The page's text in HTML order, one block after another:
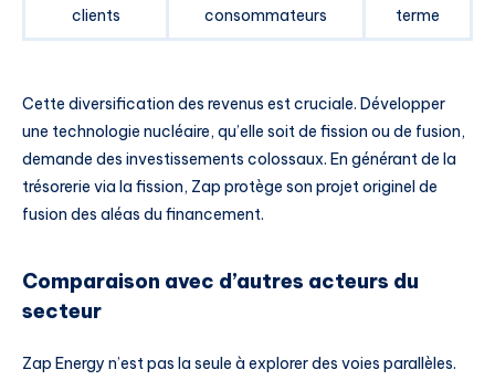
clients
consommateurs
terme
Cette diversification des revenus est cruciale. Développer
une technologie nucléaire, qu’elle soit de fission ou de fusion,
demande des investissements colossaux. En générant de la
trésorerie via la fission, Zap protège son projet originel de
fusion des aléas du financement.
Comparaison avec d’autres acteurs du
secteur
Zap Energy n’est pas la seule à explorer des voies parallèles.